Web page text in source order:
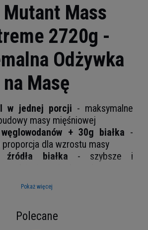
Mutant Mass
2720g -
Odżywka
na Masę
w jednej porcji - maksymalne
masy mięśniowej
+ 30g białka -
proporcja dla wzrostu masy
białka - szybsze i
i ochrona przed katabolizmem
Pokaż więcej
Polecane